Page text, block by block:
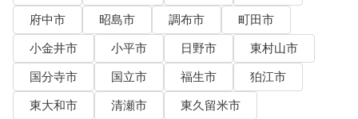
府中市
昭島市 調布市
町田市
小金井市
小平市 日野市
東村山市
国分寺市
国立市 福生市
狛江市
東大和市
清瀬市
東久留米市